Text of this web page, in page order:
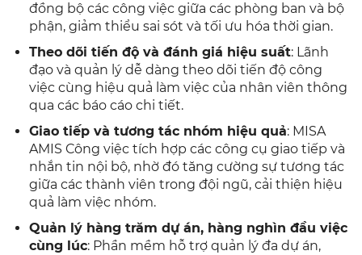
đồng bộ các công việc giữa các phòng ban và bộ
phận, giảm thiểu sai sót và tối ưu hóa thời gian.
Theo dõi tiến độ và đánh giá hiệu suất: Lãnh
đạo và quản lý dễ dàng theo dõi tiến độ công
việc cùng hiệu quả làm việc của nhân viên thông
qua các báo cáo chi tiết.
Giao tiếp và tương tác nhóm hiệu quả: MISA
AMIS Công việc tích hợp các công cụ giao tiếp và
nhắn tin nội bộ, nhờ đó tăng cường sự tương tác
giữa các thành viên trong đội ngũ, cải thiện hiệu
quả làm việc nhóm.
Quản lý hàng trăm dự án, hàng nghìn đầu việc
cùng lúc: Phần mềm hỗ trợ quản lý đa dự án,